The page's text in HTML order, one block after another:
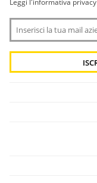
Leggi l'informativa privacy